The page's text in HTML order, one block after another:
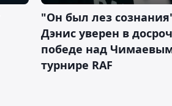
"Он был лез
Дэнис уверен в
победе над
турнире RAF